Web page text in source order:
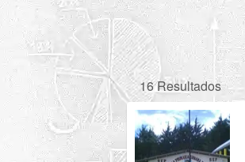
16 Resultados